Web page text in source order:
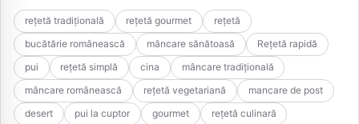
rețetă tradițională rețetă gourmet
rețetă
bucătărie românească
mâncare sănătoasă
Rețetă rapidă
pui
rețetă simplă cina
mâncare tradițională
mâncare românească
rețetă vegetariană
mancare de post
desert
pui la cuptor gourmet
rețetă culinară